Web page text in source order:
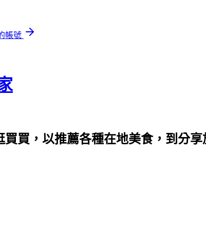
帳號
買買，以推薦各種在地美食，到分